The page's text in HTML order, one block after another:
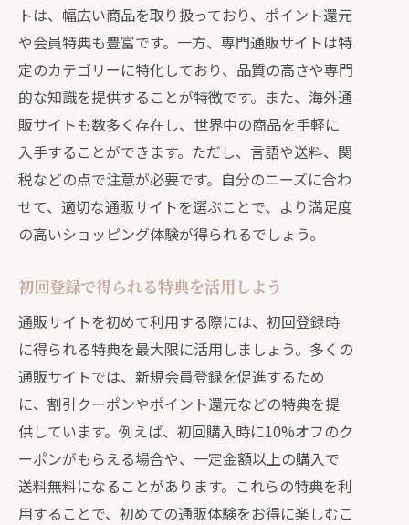
トは、幅広い商品を取り扱っており、ポイント還元
や会員特典も豊富です。一方、専門通販サイトは特
定のカテゴリーに特化しており、品質の高さや専門
的な知識を提供することが特徴です。また、海外通
販サイトも数多く存在し、世界中の商品を手軽に
入手することができます。ただし、言語や送料、関
税などの点で注意が必要です。自分のニーズに合わ
せて、適切な通販サイトを選ぶことで、より満足度
の高いショッピング体験が得られるでしょう。
初回登録で得られる特典を活用しよう
通販サイトを初めて利用する際には、初回登録時
に得られる特典を最大限に活用しましょう。多くの
通販サイトでは、新規会員登録を促進するため
に、割引クーポンやポイント還元などの特典を提
供しています。例えば、初回購入時に10%オフのク
ーポンがもらえる場合や、一定金額以上の購入で
送料無料になることがあります。これらの特典を利
用することで、初めての通販体験をお得に楽しむこ